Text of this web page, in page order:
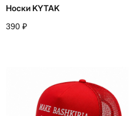
Носки KYTAK
390 ₽